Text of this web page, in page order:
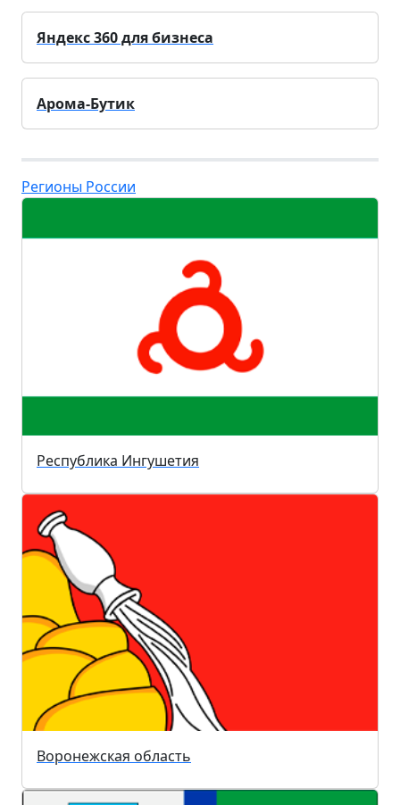
Яндекс 360 для бизнеса
Арома-Бутик
Регионы России
Республика Ингушетия
Воронежская область